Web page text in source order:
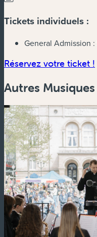
Tickets individuels :
General Admission :
Réservez votre ticket !
Autres Musiques